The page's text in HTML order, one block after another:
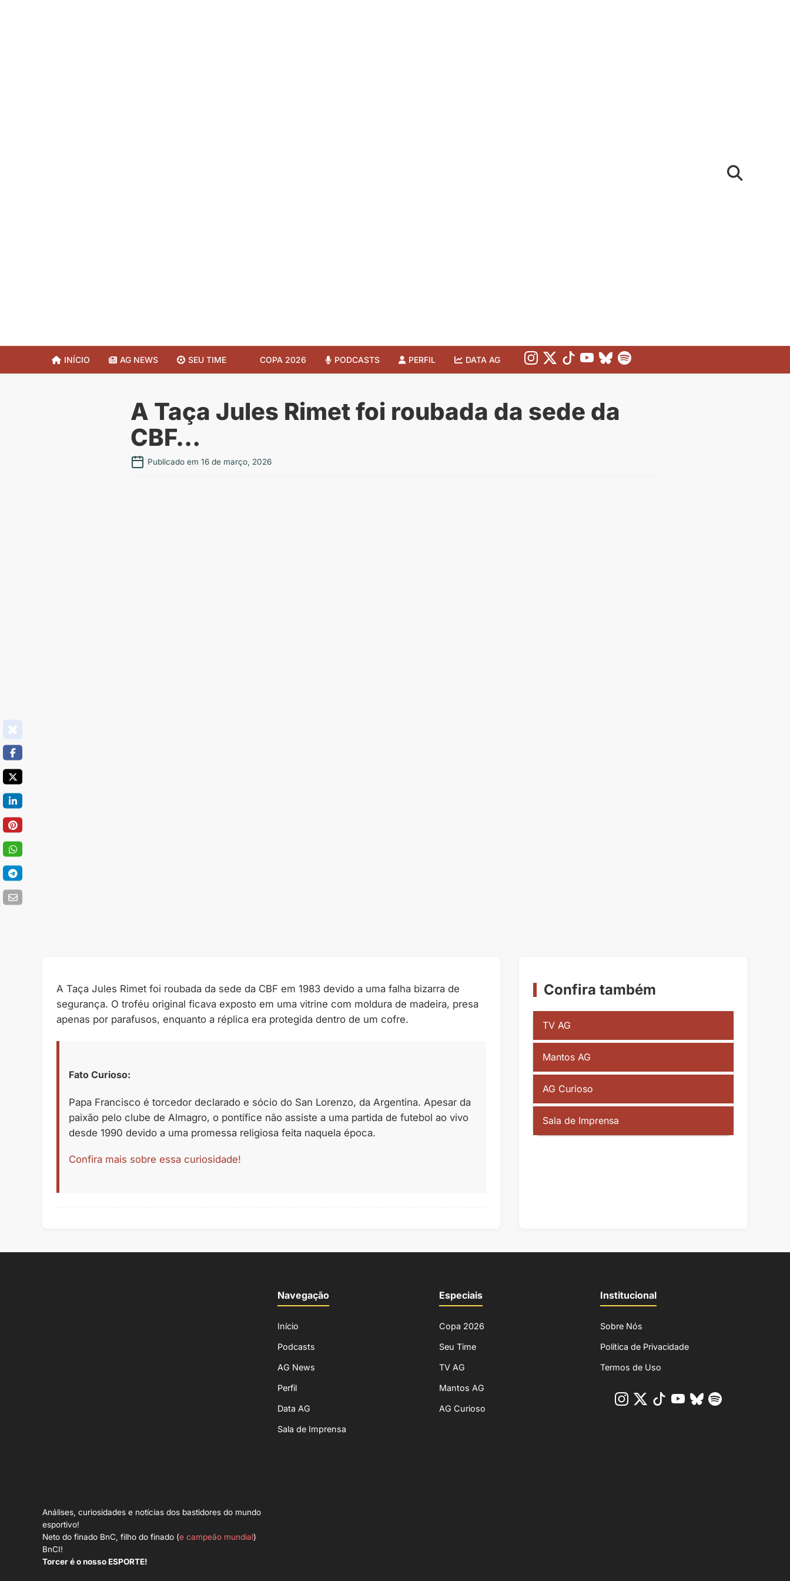
INÍCIO AG NEWS SEU TIME COPA 2026 PODCASTS PERFIL DATA AG
A Taça Jules Rimet foi roubada da sede da
CBF…
Publicado em 16 de março, 2026
A Taça Jules Rimet foi roubada da sede da CBF em 1983 devido a uma falha bizarra de
segurança. O troféu original ficava exposto em uma vitrine com moldura de madeira, presa
apenas por parafusos, enquanto a réplica era protegida dentro de um cofre.
Fato Curioso:
Papa Francisco é torcedor declarado e sócio do San Lorenzo, da Argentina. Apesar da
paixão pelo clube de Almagro, o pontífice não assiste a uma partida de futebol ao vivo
desde 1990 devido a uma promessa religiosa feita naquela época.
Confira mais sobre essa curiosidade!
Confira também
TV AG
Mantos AG
AG Curioso
Sala de Imprensa
Análises, curiosidades e notícias dos bastidores do mundo
esportivo!
Neto do finado BnC, filho do finado (e campeão mundial)
BnCI!
Torcer é o nosso ESPORTE!
Navegação
Início
Podcasts
AG News
Perfil
Data AG
Sala de Imprensa
Especiais
Copa 2026
Seu Time
TV AG
Mantos AG
AG Curioso
Institucional
Sobre Nós
Política de Privacidade
Termos de Uso